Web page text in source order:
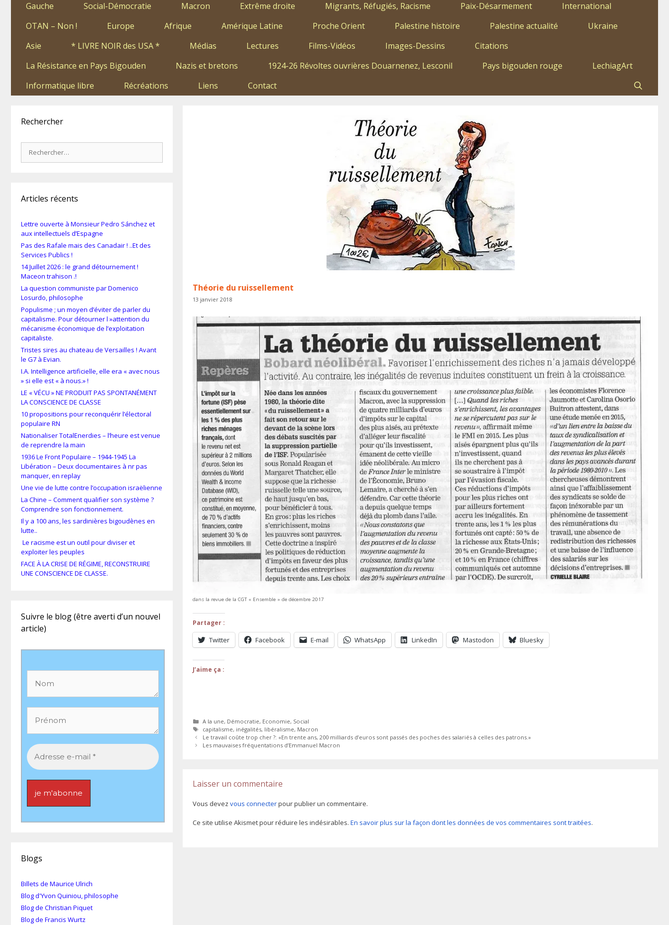
Gauche
Social-Démocratie Macron Extrême droite Migrants, Réfugiés, Racisme Paix-Désarmement
International
OTAN – Non !
Europe Afrique Amérique Latine Proche Orient Palestine histoire Palestine actualité
Ukraine
Asie
* LIVRE NOIR des USA * Médias Lectures Films-Vidéos Images-Dessins
Citations
La Résistance en Pays Bigouden
Nazis et bretons 1924-26 Révoltes ouvrières Douarnenez, Lesconil Pays bigouden rouge
LechiagArt
Informatique libre
Récréations Liens Contact
Théorie du ruissellement
13 janvier 2018
dans la revue de la CGT « Ensemble » de décembre 2017
Partager :
Twitter Facebook E-mail WhatsApp LinkedIn Mastodon Bluesky
J’aime ça :
Catégories
A la une, Démocratie, Economie, Social
Étiquettes
capitalisme, inégalités, libéralisme, Macron
Le travail coûte trop cher ?: «En trente ans, 200 milliards d’euros sont passés des poches des salariés à celles des patrons.»
Les mauvaises fréquentations d’Emmanuel Macron
Laisser un commentaire
Vous devez vous connecterpour publier un commentaire.
Ce site utilise Akismet pour réduire les indésirables. En savoir plus sur la façon dont les données de vos commentaires sont traitées.
Rechercher
Articles récents
Lettre ouverte à Monsieur Pedro Sánchez et
aux intellectuels d’Espagne
Pas des Rafale mais des Canadair ! ..Et des
Services Publics !
14 Juillet 2026 : le grand détournement !
Maceon trahison .!
La question communiste par Domenico
Losurdo, philosophe
Populisme ; un moyen d’éviter de parler du
capitalisme. Pour détourner l »attention du
mécanisme économique de l’exploitation
capitaliste.
Tristes sires au chateau de Versailles ! Avant
le G7 à Evian.
I.A. Intelligence artificielle, elle era « avec nous
» si elle est « à nous.» !
LE « VÉCU » NE PRODUIT PAS SPONTANÉMENT
LA CONSCIENCE DE CLASSE
10 propositions pour reconquérir l’électoral
populaire RN
Nationaliser TotalEnerdies – l’heure est venue
de reprendre la main
1936 Le Front Populaire – 1944-1945 La
Libération – Deux documentaires à nr pas
manquer, en replay
Une vie de lutte contre l’occupation israëlienne
La Chine – Comment qualifier son système ?
Comprendre son fonctionnement.
Il y a 100 ans, les sardinières bigoudènes en
lutte..
Le racisme est un outil pour diviser et
exploiter les peuples
FACE À LA CRISE DE RÉGIME, RECONSTRUIRE
UNE CONSCIENCE DE CLASSE.
Suivre le blog (être averti d’un nouvel
article)
Blogs
Billets de Maurice Ulrich
Blog d'Yvon Quiniou, philosophe
Blog de Christian Piquet
Blog de Francis Wurtz